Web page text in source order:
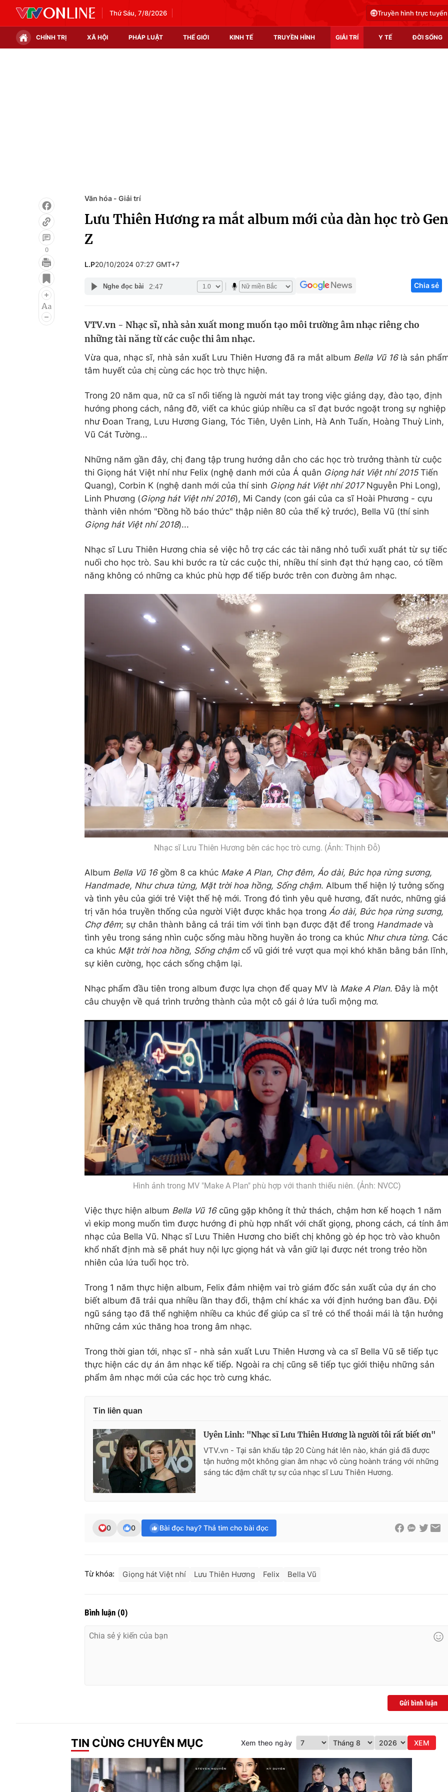
Thứ Sáu, 7/8/2026 Truyền hình trực tuyến
CHÍNH TRỊ XÃ HỘI PHÁP LUẬT THẾ GIỚI KINH TẾ TRUYỀN HÌNH GIẢI TRÍ Y TẾ ĐỜI SỐNG
Infographic
Điện ảnh
Âm nhạc
Du lịch
Chất lượng cuộc sống
Tuyển sinh
Hitech Công
Thị trường
0
Văn hóa - Giải trí
Lưu Thiên Hương ra mắt album mới của dàn học trò Gen
Z
L.P20/10/2024 07:27 GMT+7
Nghe đọc bài 2:47 Chia sẻ
VTV.vn - Nhạc sĩ, nhà sản xuất mong muốn tạo môi trường âm nhạc riêng cho
những tài năng từ các cuộc thi âm nhạc.
Vừa qua, nhạc sĩ, nhà sản xuất Lưu Thiên Hương đã ra mắt album Bella Vũ 16là sản
tâm huyết của chị cùng các học trò thực hiện.
Trong 20 năm qua, nữ ca sĩ nổi tiếng là người mát tay trong việc giảng dạy, đào tạo, định
hướng phong cách, nâng đỡ, viết ca khúc giúp nhiều ca sĩ đạt bước ngoặt trong sự nghiệp
như Đoan Trang, Lưu Hương Giang, Tóc Tiên, Uyên Linh, Hà Anh Tuấn, Hoàng Thuỳ Linh,
Vũ Cát Tường...
Những năm gần đây, chị đang tập trung hướng dẫn cho các học trò trưởng thành từ cuộc
thi Giọng hát Việt nhí như Felix (nghệ danh mới của Á quân Giọng hát Việt nhí 2015Tiến
Quang), Corbin K (nghệ danh mới của thí sinh Giọng hát Việt nhí 2017Nguyễn Phi Long),
Linh Phương (Giọng hát Việt nhí 2016), Mi Candy (con gái của ca sĩ Hoài Phương - cựu
thành viên nhóm "Đồng hồ báo thức" thập niên 80 của thế kỷ trước), Bella Vũ (thí sinh
Giọng hát Việt nhí 2018)...
Nhạc sĩ Lưu Thiên Hương chia sẻ việc hỗ trợ các các tài năng nhỏ tuổi xuất phát từ sự tiếc
nuối cho học trò. Sau khi bước ra từ các cuộc thi, nhiều thí sinh đạt thứ hạng cao, có tiềm
năng không có những ca khúc phù hợp để tiếp bước trên con đường âm nhạc.
Nhạc sĩ Lưu Thiên Hương bên các học trò cưng. (Ảnh: Thịnh Đỗ)
Album Bella Vũ 16 gồm 8 ca khúc Make A Plan, Chợ đêm, Áo dài, Bức họa rừng sương,
Handmade, Như chưa từng, Mặt trời hoa hồng, Sống chậm. Album thể hiện lý tưởng sống
và tình yêu của giới trẻ Việt thế hệ mới. Trong đó tình yêu quê hương, đất nước, những giá
trị văn hóa truyền thống của người Việt được khắc họa trong Áo dài, Bức họa rừng sương,
Chợ đêm; sự chân thành bằng cả trái tim với tình bạn được đặt để trong Handmadevà
tình yêu trong sáng nhìn cuộc sống màu hồng huyền ảo trong ca khúc Như chưa từng. Các
ca khúc Mặt trời hoa hồng, Sống chậmcổ vũ giới trẻ vượt qua mọi khó khăn bằng bản lĩnh,
sự kiên cường, học cách sống chậm lại.
Nhạc phẩm đầu tiên trong album được lựa chọn để quay MV là Make A Plan. Đây là một
câu chuyện về quá trình trưởng thành của một cô gái ở lứa tuổi mộng mơ.
Hình ảnh trong MV "Make A Plan" phù hợp với thanh thiếu niên. (Ảnh: NVCC)
Việc thực hiện album Bella Vũ 16cũng gặp không ít thử thách, chậm hơn kế hoạch 1 năm
vì ekip mong muốn tìm được hướng đi phù hợp nhất với chất giọng, phong cách, cá tính
nhạc của Bella Vũ. Nhạc sĩ Lưu Thiên Hương cho biết chị không gò ép học trò vào khuôn
khổ nhất định mà sẽ phát huy nội lực giọng hát và vẫn giữ lại được nét trong trẻo hồn
nhiên của lứa tuổi học trò.
Trong 1 năm thực hiện album, Felix đảm nhiệm vai trò giám đốc sản xuất của dự án cho
biết album đã trải qua nhiều lần thay đổi, thậm chí khác xa với định hướng ban đầu. Đội
ngũ sáng tạo đã thể nghiệm nhiều ca khúc để giúp ca sĩ trẻ có thể thoải mái là tận hưởng
những cảm xúc thăng hoa trong âm nhạc.
Trong thời gian tới, nhạc sĩ - nhà sản xuất Lưu Thiên Hương và ca sĩ Bella Vũ sẽ tiếp tục
thực hiện các dự án âm nhạc kế tiếp. Ngoài ra chị cũng sẽ tiếp tục giới thiệu những sản
phẩm âm nhạc mới của các học trò cưng khác.
Tin liên quan
Uyên Linh: "Nhạc sĩ Lưu Thiên Hương là người tôi rất biết ơn"
VTV.vn - Tại sân khấu tập 20 Cùng hát lên nào, khán giả đã được
tận hưởng một không gian âm nhạc vô cùng hoành tráng với những
sáng tác đậm chất tự sự của nhạc sĩ Lưu Thiên Hương.
0 0 Bài đọc hay? Thả tim cho bài đọc
Từ khóa: Giọng hát Việt nhí Lưu Thiên Hương Felix Bella Vũ
Bình luận (0)
Gửi bình luận
TIN CÙNG CHUYÊN MỤC Xem theo ngày XEM